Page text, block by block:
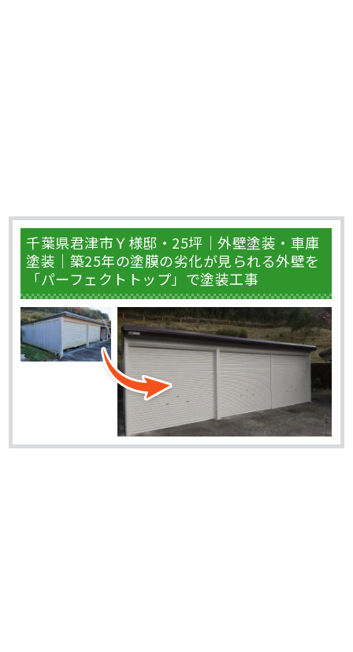
千葉県君津市Ｙ様邸・25坪｜外壁塗装・車庫
塗装｜築25年の塗膜の劣化が見られる外壁を
「パーフェクトトップ」で塗装工事